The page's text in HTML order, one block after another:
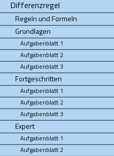
Differenzregel
Regeln und Formeln
Grundlagen
Aufgabenblatt 1
Aufgabenblatt 2
Aufgabenblatt 3
Fortgeschritten
Aufgabenblatt 1
Aufgabenblatt 2
Aufgabenblatt 3
Expert
Aufgabenblatt 1
Aufgabenblatt 2